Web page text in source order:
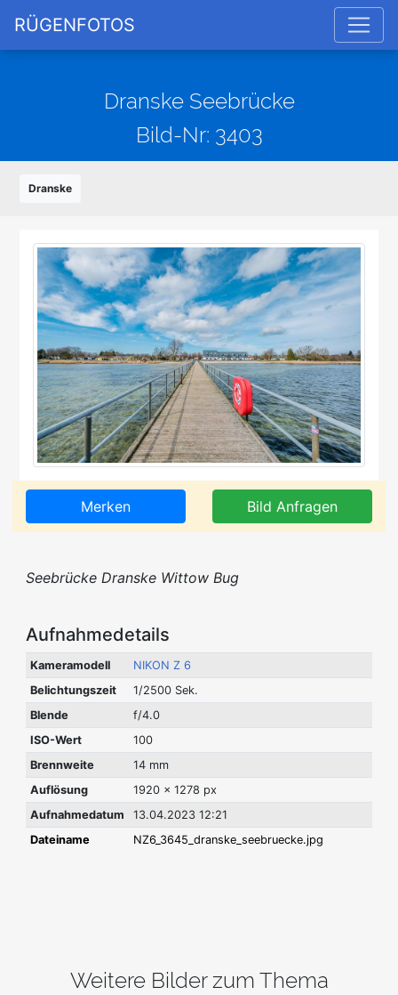
RÜGENFOTOS
Dranske Seebrücke
Bild-Nr: 3403
Dranske
Merken Bild Anfragen
Seebrücke Dranske Wittow Bug
Aufnahmedetails
Kameramodell
NIKON Z 6
Belichtungszeit
1/2500 Sek.
Blende
f/4.0
ISO-Wert
100
Brennweite
14 mm
Auflösung
1920 x 1278 px
Aufnahmedatum
13.04.2023 12:21
Dateiname
NZ6_3645_dranske_seebruecke.jpg
Weitere Bilder zum Thema